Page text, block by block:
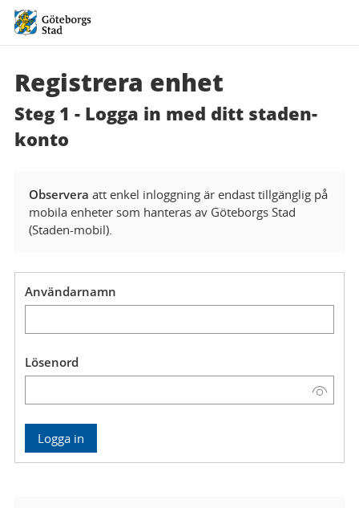
Registrera enhet
Steg 1 - Logga in med ditt staden-
konto
Observera att enkel inloggning är endast tillgänglig på
mobila enheter som hanteras av Göteborgs Stad
(Staden-mobil).
Användarnamn
Lösenord
Visa
lösenord